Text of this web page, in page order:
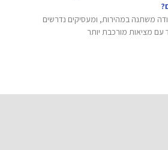
משתנה במהירות, ומעסיקים נדרשים
עם מציאות מורכבת יותר